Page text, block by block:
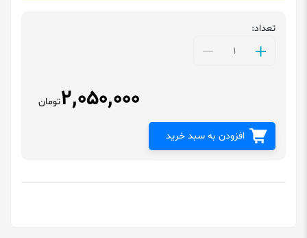
تعداد:
2,050,000تومان
افزودن به سبد خرید